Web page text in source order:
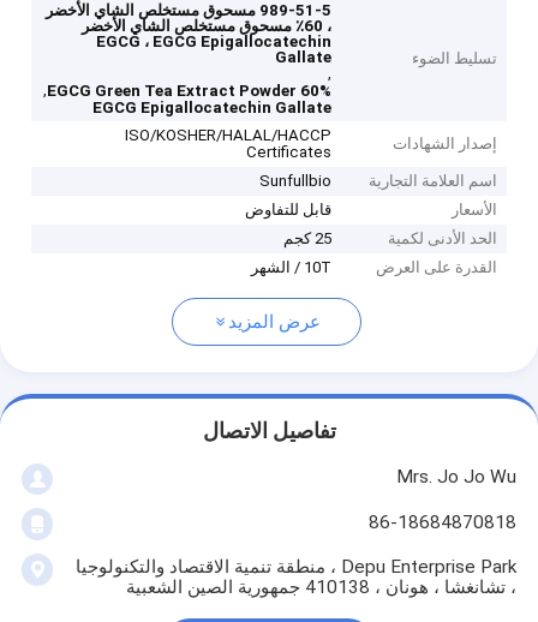
تسليط الضوء
989-51-5 مسحوق مستخلص الشاي الأخضر
، 60٪ مسحوق مستخلص الشاي الأخضر
EGCG ، EGCG Epigallocatechin
Gallate
,
60% EGCG Green Tea Extract Powder
,
EGCG Epigallocatechin Gallate
إصدار الشهادات
ISO/KOSHER/HALAL/HACCP
Certificates
اسم العلامة التجارية
Sunfullbio
الأسعار
قابل للتفاوض
الحد الأدنى لكمية
25 كجم
القدرة على العرض
10T / الشهر
عرض المزيد
تفاصيل الاتصال
Mrs. Jo Jo Wu
86-18684870818
Depu Enterprise Park ، منطقة تنمية الاقتصاد والتكنولوجيا
، تشانغشا ، هونان ، 410138 جمهورية الصين الشعبية